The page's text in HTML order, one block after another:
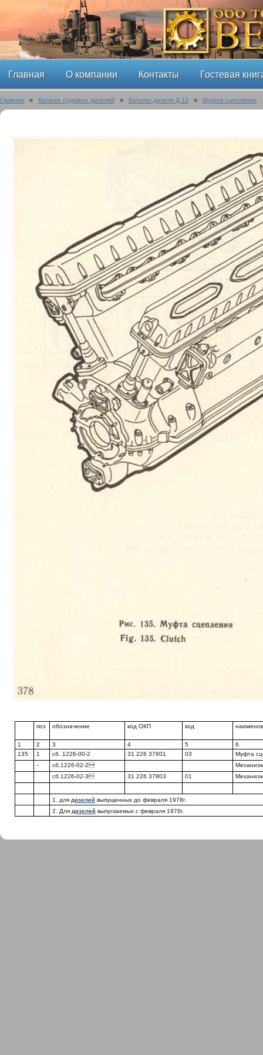
Главная О компании Контакты Гостевая
Главная » Каталог судовых дизелей » Каталог дизеля Д 12 » Муфта сцепления
поз обозначение код ОКП код
1 2 3 4 5
6
135
1 сб. 1226-00-2 31 226 37801 03
Муфта
-
сб.1226-02-2
сб.1226-02-3
31 226 37803 01
1. для дизелей выпущенных до февраля 1978г.
2. Для дизелей выпускаемых с февраля 1978г.